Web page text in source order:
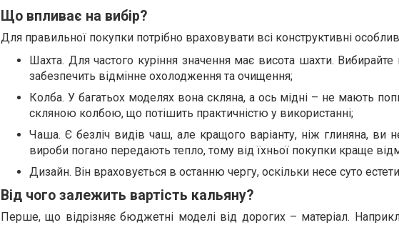
Що впливає на вибір?
Для правильної покупки потрібно враховувати всі конструктивні
Шахта. Для частого куріння значення має висота шахти.
забезпечить відмінне охолодження та очищення;
Колба. У багатьох моделях вона скляна, а ось мідні – не мають
скляною колбою, що потішить практичністю у використанні;
Чаша. Є безліч видів чаш, але кращого варіанту, ніж глиняна, ви
вироби погано передають тепло, тому від їхньої покупки краще
Дизайн. Він враховується в останню чергу, оскільки несе суто
Від чого залежить вартість кальяну?
Перше, що відрізняє бюджетні моделі від дорогих – матеріал.